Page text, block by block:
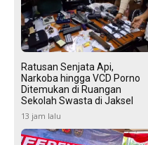
Ratusan Senjata Api,
Narkoba hingga VCD Porno
Ditemukan di Ruangan
Sekolah Swasta di Jaksel
13 jam lalu